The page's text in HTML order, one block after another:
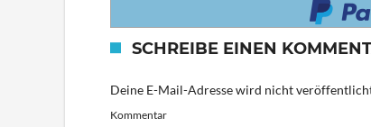
SCHREIBE EINEN
Deine E-Mail-Adresse wird nicht
Kommentar